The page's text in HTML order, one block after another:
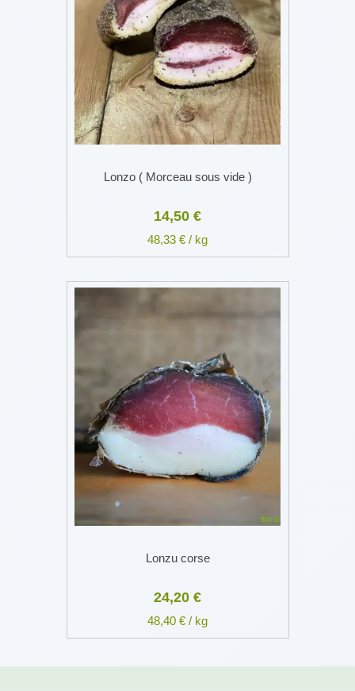
Lonzo ( Morceau sous vide )
14,50 €
48,33 € / kg
Lonzu corse
24,20 €
48,40 € / kg